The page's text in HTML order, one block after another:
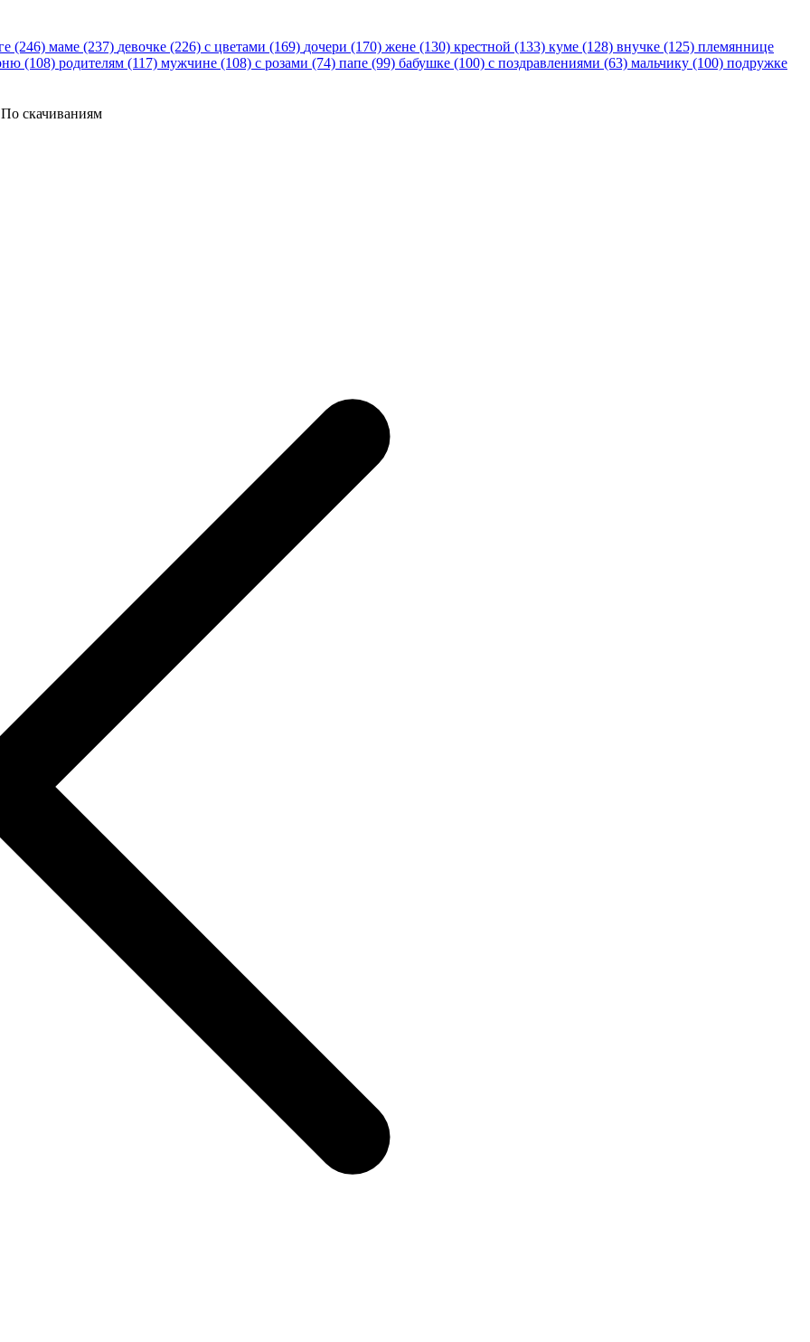
(246) маме (237) девочке (226) с цветами (169) дочери (170) жене (130) крестной (133) куме (128) внучке (125) племяннице
(108) родителям (117) мужчине (108) с розами (74) папе (99) бабушке (100) с поздравлениями (63) мальчику (100) подружке
По скачиваниям